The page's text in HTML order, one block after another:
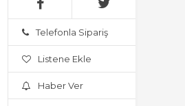
Telefonla Sipariş
Listene Ekle
Haber Ver